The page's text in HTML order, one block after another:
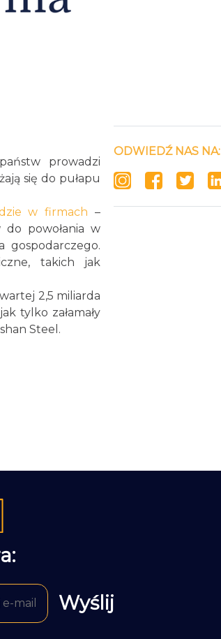
prowadzi
się do pułapu
w firmach –
do powołania w
gospodarczego.
takich jak
2,5 miliarda
tylko załamały
Steel.
ODWIEDŹ NAS NA: